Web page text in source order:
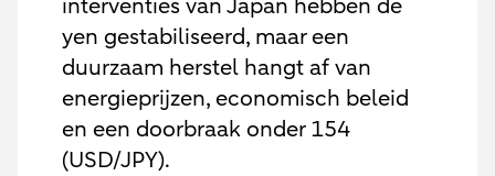
yen gestabiliseerd, maar een
duurzaam herstel hangt af van
energieprijzen, economisch beleid
en een doorbraak onder 154
(USD/JPY).